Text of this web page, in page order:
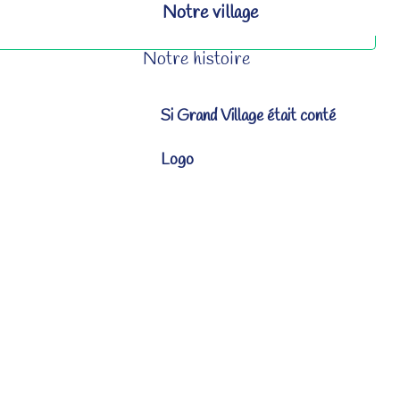
Notre village
Notre histoire
Si Grand Village était conté
Logo